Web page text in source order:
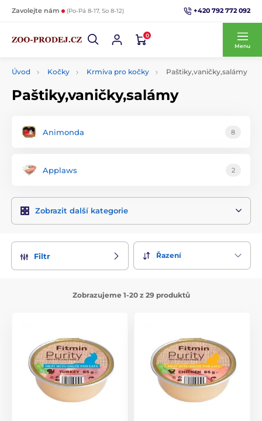
Zavolejte nám (Po-Pá 8-17, So 8-12) +420 792 772 092
0
Menu
Úvod Kočky Krmiva pro kočky Paštiky,vaničky,salámy
Paštiky,vaničky,salámy
Animonda 8
Applaws 2
Zobrazit další kategorie
Filtr Řazení
Zobrazujeme 1-20 z 29 produktů